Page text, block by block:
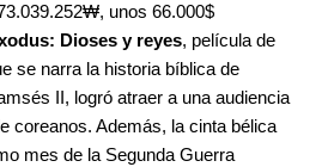
unos 66.000$
Dioses y reyes, película de
se narra la historia bíblica de
II, logró atraer a una audiencia
coreanos. Además, la cinta bélica
mes de la Segunda Guerra